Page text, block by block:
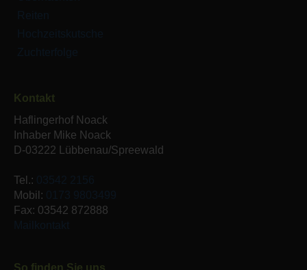
Kontakt
Haflingerhof Noack
Inhaber Mike Noack
D-03222 Lübbenau/Spreewald
Tel.:
Mobil:
Fax: 03542 872888
So finden Sie uns